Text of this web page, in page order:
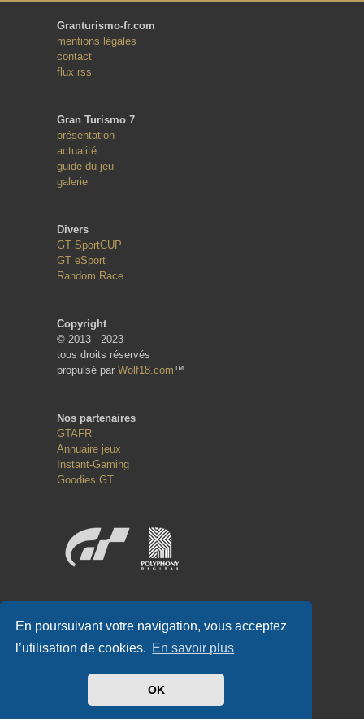
En poursuivant votre navigation, vous acceptez
l’utilisation de cookies. En savoir plus
OK
Granturismo-fr.com
mentions légales
contact
flux rss
Gran Turismo 7
présentation
actualité
guide du jeu
galerie
Divers
GT SportCUP
GT eSport
Random Race
Copyright
© 2013 - 2023
tous droits réservés
propulsé par Wolf18.com™
Nos partenaires
GTAFR
Annuaire jeux
Instant-Gaming
Goodies GT
#GTFR